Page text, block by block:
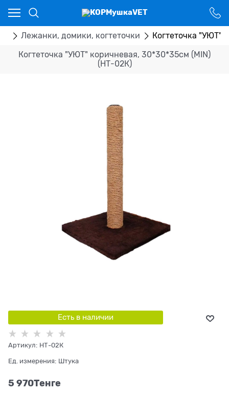
Лежанки, домики, когтеточки Когтеточка "УЮТ"
Когтеточка "УЮТ" коричневая, 30*30*35см (MIN)
(НТ-02К)
Есть в наличии
Артикул: НТ-02К
Ед. измерения: Штука
5 970Tенге
Ваш город - Костанай,
угадали?